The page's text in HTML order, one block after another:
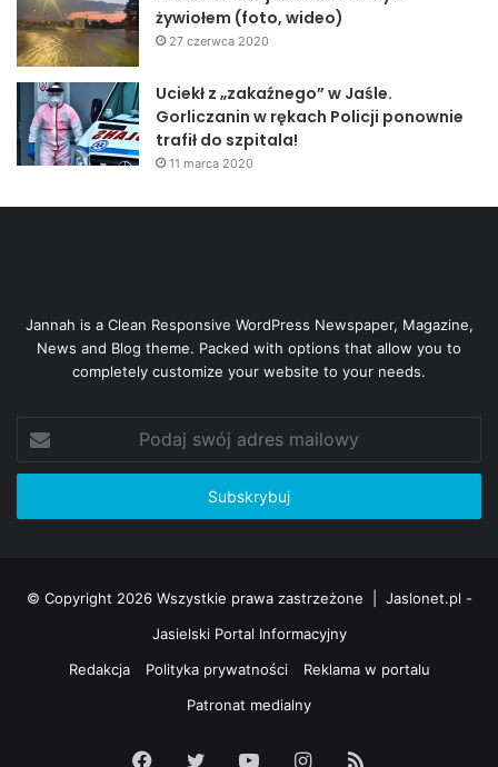
żywiołem (foto, wideo)
27 czerwca 2020
Uciekł z „zakaźnego” w Jaśle.
Gorliczanin w rękach Policji ponownie
trafił do szpitala!
11 marca 2020
Jannah is a Clean Responsive WordPress Newspaper, Magazine,
News and Blog theme. Packed with options that allow you to
completely customize your website to your needs.
Podaj
swój
adres
© Copyright 2026 Wszystkie prawa zastrzeżone | Jaslonet.pl -
Jasielski Portal Informacyjny
Redakcja
Polityka prywatności
Reklama w portalu
Patronat medialny
Facebook
Twitter YouTubeInstagram